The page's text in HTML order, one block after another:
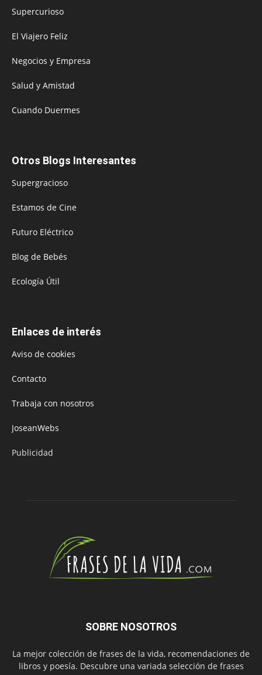
Supercurioso
El Viajero Feliz
Negocios y Empresa
Salud y Amistad
Cuando Duermes
Otros Blogs Interesantes
Supergracioso
Estamos de Cine
Futuro Eléctrico
Blog de Bebés
Ecología Útil
Enlaces de interés
Aviso de cookies
Contacto
Trabaja con nosotros
JoseanWebs
Publicidad
SOBRE NOSOTROS
La mejor colección de frases de la vida, recomendaciones de
libros y poesía. Descubre una variada selección de frases